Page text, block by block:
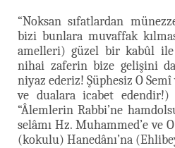
“Noksan sıfatlardan
bizi bunlara muvaffak
amelleri) güzel bir kabûl ile
nihai zaferin bize gelişini
niyaz ederiz! Şüphesiz O
ve dualara icabet edendir!)
“Âlemlerin Rabbi’ne
selâmı Hz. Muhammed’e ve
(kokulu) Hanedânı’na